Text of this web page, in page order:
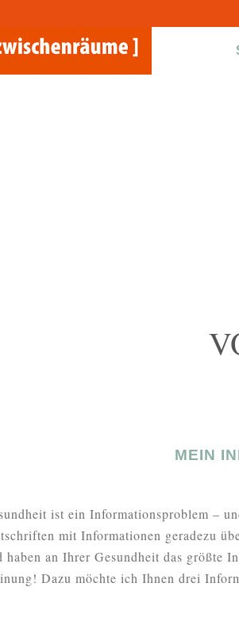
MEIN
ist ein Informationsproblem –
mit Informationen geradezu
haben an Ihrer Gesundheit das größte
Dazu möchte ich Ihnen drei